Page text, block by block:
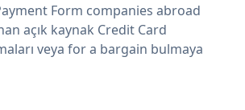
Form companies abroad
açık kaynak Credit Card
veya for a bargain bulmaya